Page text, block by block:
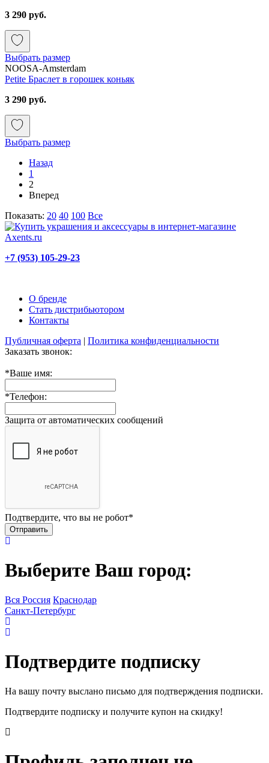
3 290 руб.
Выбрать размер
NOOSA-Amsterdam
Petite Браслет в горошек коньяк
3 290 руб.
Выбрать размер
Назад
1
2
Вперед
Показать: 20 40 100 Все
+7 (953) 105-29-23
О бренде
Стать дистрибьютором
Контакты
Публичная оферта | Политика конфиденциальности
Заказать звонок:
*Ваше имя:
*Телефон:
Защита от автоматических сообщений
Подтвердите, что вы не робот*
Выберите Ваш город:
Вся Россия Краснодар
Санкт-Петербург
Подтвердите подписку
На вашу почту выслано письмо для подтверждения подписки.
Подтвердите подписку и получите купон на скидку!